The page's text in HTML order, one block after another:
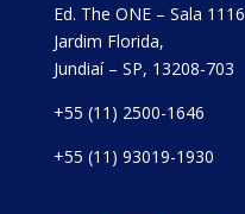
Ed. The ONE – Sala 1116
Jardim Florida,
Jundiaí – SP, 13208-703
+55 (11) 2500-1646
+55 (11) 93019-1930